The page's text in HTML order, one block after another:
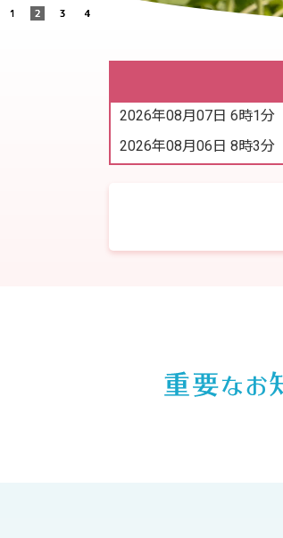
2026年08月07日 6時1分
2026年08月06日 8時3分